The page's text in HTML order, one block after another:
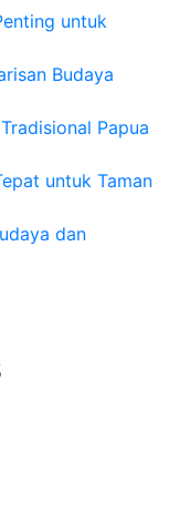
untuk
Budaya
Papua
untuk Taman
dan